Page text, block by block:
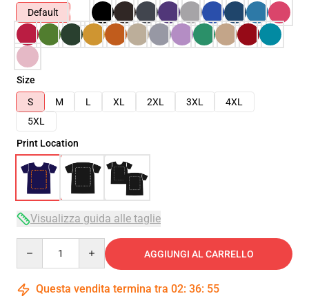
Default
Size
S
M L XL 2XL 3XL
4XL
5XL
Print Location
Visualizza guida alle taglie
AGGIUNGI AL CARRELLO
Questa vendita termina tra 02: 36: 54